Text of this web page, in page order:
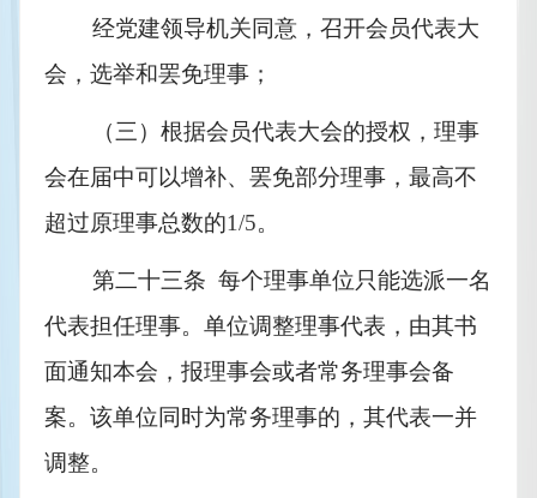
经党建领导机关同意，召开会员代表大
会，选举和罢免理事；
（三）根据会员代表大会的授权，理事
会在届中可以增补、罢免部分理事，最高不
超过原理事总数的1/5。
第二十三条  每个理事单位只能选派一名
代表担任理事。单位调整理事代表，由其书
面通知本会，报理事会或者常务理事会备
案。该单位同时为常务理事的，其代表一并
调整。